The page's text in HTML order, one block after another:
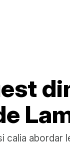
calia abordar